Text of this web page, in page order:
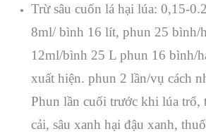
Trừ sâu cuốn lá hại lúa: 0,15-
8ml/ bình 16 lít, phun 25 bình/
12ml/bình 25 L phun 16 bình/
xuất hiện. phun 2 lần/vụ cách
Phun lần cuối trước khi lúa trổ,
cải, sâu xanh hại đậu xanh,